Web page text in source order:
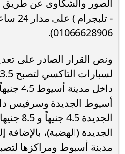
الصور والشكاوى عن
-
01066628906).
ونص القرار الصادر على
أسيوط الجديدة وسرفيس
الجديدة
الجديدة (الهضبة)، بالإضافة